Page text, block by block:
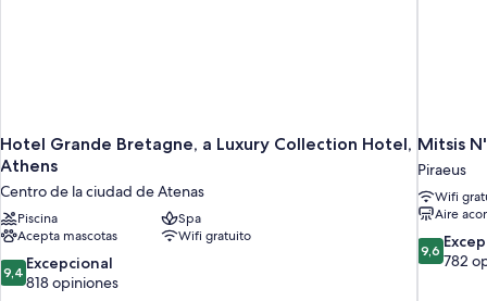
Hotel Grande Bretagne, a Luxury Collection Hotel,
Athens
Centro de la ciudad de Atenas
Piscina
Spa
Acepta mascotas
Wifi gratuito
9.4
de
9,4 Excepcional
818 opiniones
Mitsis
Piraeus
Wifi
Aire
9.6
de
9,6
782